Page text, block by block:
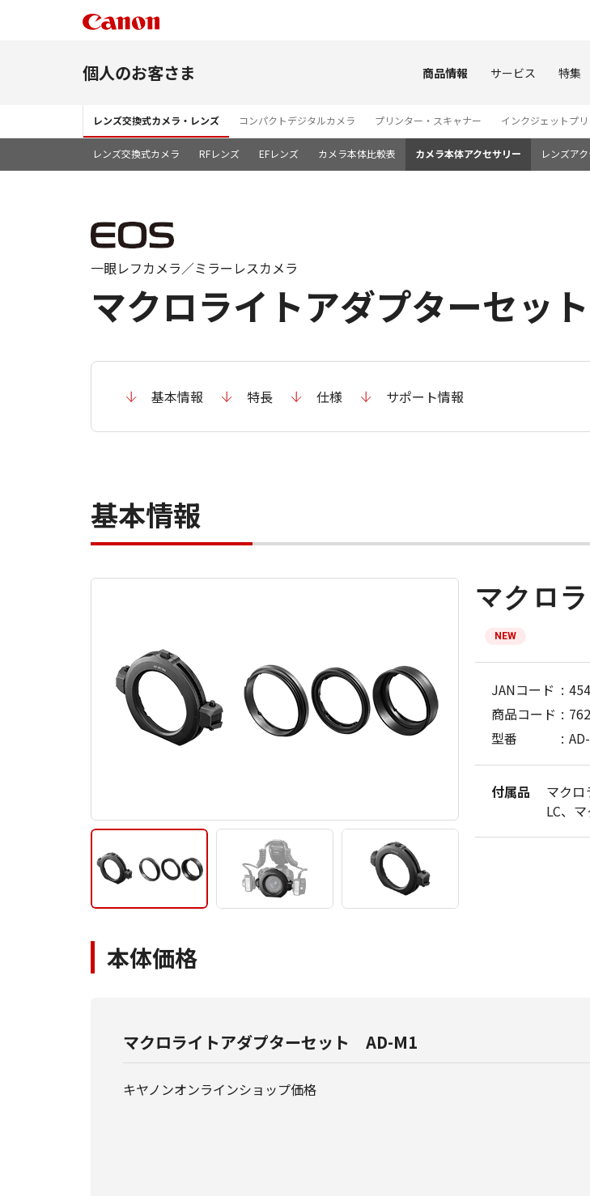
個人のお客さま 商品情報 サービス 特集
レンズ交換式カメラ・レンズ コンパクトデジタルカメラ プリンター・スキャナー インクジェットプ
レンズ交換式カメラ RFレンズ EFレンズ カメラ本体比較表 カメラ本体アクセサリー レンズア
マクロライトアダプターセッ
一眼レフカメラ／ミラーレスカメラ
基本情報 特長 仕様 サポート情報
基本情報
マクロ
NEW
JANコード
商品コード
型番
付属品
マク
LC、
本体価格
マクロライトアダプターセット AD-M1
キヤノンオンラインショップ価格